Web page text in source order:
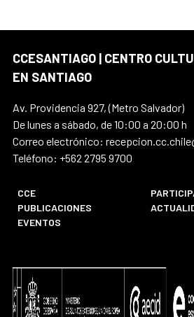
CCESANTIAGO | CENTRO
EN SANTIAGO
Av. Providencia 927, (Metro Salvador)
De lunes a sábado, de 10:00 a 20:00 h
Correo electrónico:
Teléfono: +562 2795 9700
CCE
PUBLICACIONES
EVENTOS